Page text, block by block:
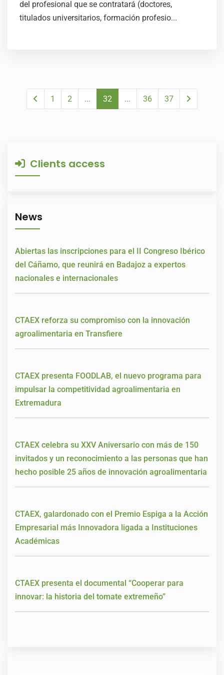
del profesional que se contratará (doctores,
titulados universitarios, formación profesio...
1 2 ... 32 ... 36 37
Clients access
News
Abiertas las inscripciones para el II Congreso Ibérico
del Cáñamo, que reunirá en Badajoz a expertos
nacionales e internacionales
CTAEX reforza su compromiso con la innovación
agroalimentaria en Transfiere
CTAEX presenta FOODLAB, el nuevo programa para
impulsar la competitividad agroalimentaria en
Extremadura
CTAEX celebra su XXV Aniversario con más de 150
invitados y un reconocimiento a las personas que han
hecho posible 25 años de innovación agroalimentaria
CTAEX, galardonado con el Premio Espiga a la Acción
Empresarial más Innovadora ligada a Instituciones
Académicas
CTAEX presenta el documental “Cooperar para
innovar: la historia del tomate extremeño”